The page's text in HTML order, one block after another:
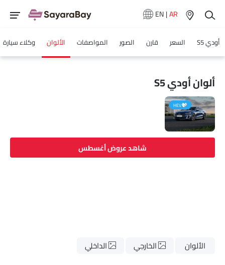
EN|AR
أودي S5 السعر قارن الصور المواصفات الألوان وكلاء سيارة
ألوان أودي S5
HEV
شاهد عروض أغسطس
الألوان الخارجي الداخلي